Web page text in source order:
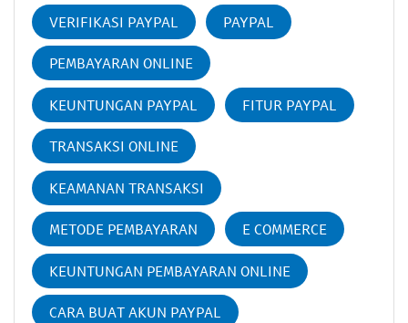
VERIFIKASI PAYPAL PAYPAL
PEMBAYARAN ONLINE
KEUNTUNGAN PAYPAL FITUR PAYPAL
TRANSAKSI ONLINE
KEAMANAN TRANSAKSI
METODE PEMBAYARAN E COMMERCE
KEUNTUNGAN PEMBAYARAN ONLINE
CARA BUAT AKUN PAYPAL